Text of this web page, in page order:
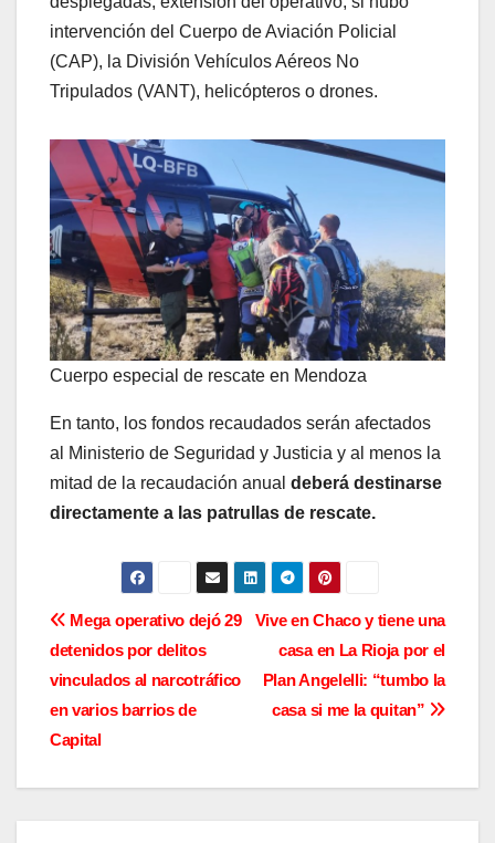
intervención del Cuerpo de Aviación Policial
(CAP), la División Vehículos Aéreos No
Tripulados (VANT), helicópteros o drones.
Cuerpo especial de rescate en Mendoza
En tanto, los fondos recaudados serán afectados
al Ministerio de Seguridad y Justicia y al menos la
mitad de la recaudación anual deberá destinarse
directamente a las patrullas de rescate.
N
a
v
Vive en Chaco y tiene una
casa en La Rioja por el
Plan Angelelli: “tumbo la
casa si me la quitan”
Mega operativo dejó 29
detenidos por delitos
vinculados al narcotráfico
en varios barrios de
Capital